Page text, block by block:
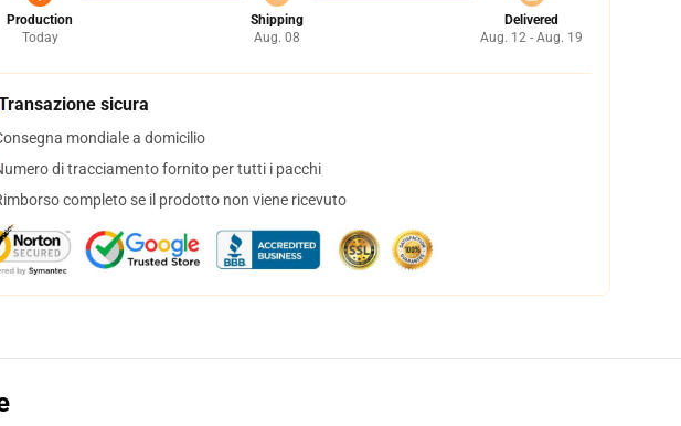
Production
Today
Shipping
Aug. 08
Delivered
Aug. 12 - Aug. 19
sicura
mondiale a domicilio
di tracciamento fornito per tutti i pacchi
completo se il prodotto non viene ricevuto